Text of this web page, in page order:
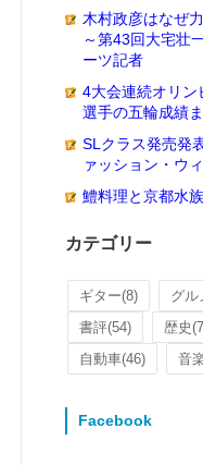
木村政彦はなぜ
～第43回大宅壮
ーツ記者
4大会連続オリン
選手の五輪成績
SLクラス発売発
ァッション・ウ
鱧料理と京都水
カテゴリー
ギター(8) グル
書評(54) 歴史
自動車(46) 音
Facebook